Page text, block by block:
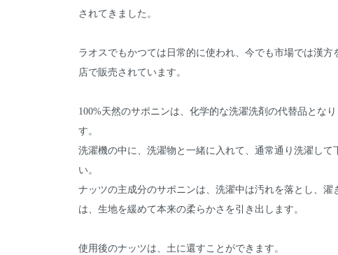
されてきました。
ラオスでもかつては日常的に使われ、今でも市場では漢方
店で販売されています。
100%天然のサポニンは、化学的な洗濯洗剤の代替品となり
す。
洗濯機の中に、洗濯物と一緒に入れて、通常通り洗濯して
い。
ナッツの主成分のサポニンは、洗濯中は汚れを落とし、濯
は、生地を緩めて本来の柔らかさを引き出します。
使用後のナッツは、土に還すことができます。